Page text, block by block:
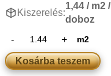
Kiszerelés:
1,44 / m2 /
doboz
m2
Kosárba teszem